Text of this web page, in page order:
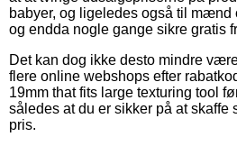
babyer, og ligeledes også til mænd
og endda nogle gange sikre gratis
Det kan dog ikke desto mindre
flere online webshops efter
19mm that fits large texturing tool
således at du er sikker på at skaffe
pris.